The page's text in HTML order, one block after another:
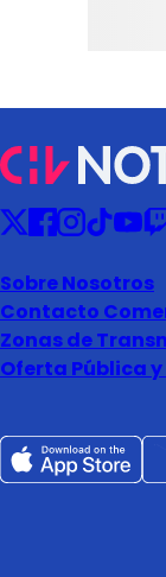
Sobre Nosotros
Contacto
Zonas de
Oferta Pública